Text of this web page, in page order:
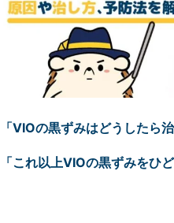
「VIOの黒ずみはどうしたら
「これ以上VIOの黒ずみをひ